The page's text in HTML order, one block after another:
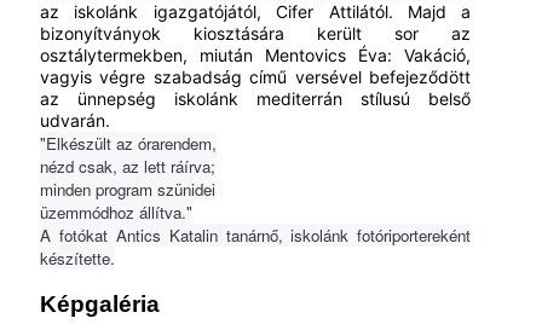
az iskolánk igazgatójától, Cifer Attilától. Majd a
bizonyítványok kiosztására került sor az
osztálytermekben, miután Mentovics Éva: Vakáció,
vagyis végre szabadság című versével befejeződött
az ünnepség iskolánk mediterrán stílusú belső
udvarán.
"Elkészült az órarendem,
nézd csak, az lett ráírva;
minden program szünidei
üzemmódhoz állítva."
A fotókat Antics Katalin tanárnő, iskolánk fotóriportereként
készítette.
Képgaléria